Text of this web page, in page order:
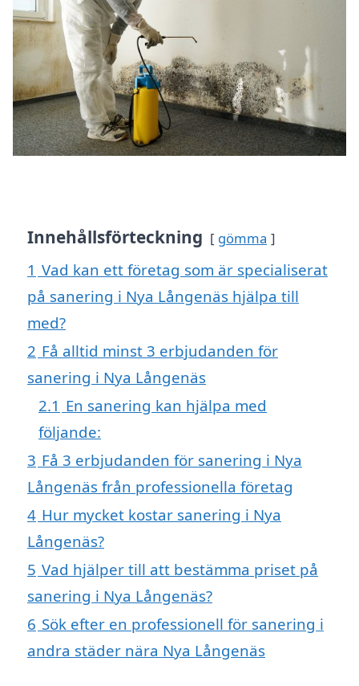
Innehållsförteckning gömma
1 Vad kan ett företag som är specialiserat
på sanering i Nya Långenäs hjälpa till
med?
2 Få alltid minst 3 erbjudanden för
sanering i Nya Långenäs
2.1 En sanering kan hjälpa med
följande:
3 Få 3 erbjudanden för sanering i Nya
Långenäs från professionella företag
4 Hur mycket kostar sanering i Nya
Långenäs?
5 Vad hjälper till att bestämma priset på
sanering i Nya Långenäs?
6 Sök efter en professionell för sanering i
andra städer nära Nya Långenäs